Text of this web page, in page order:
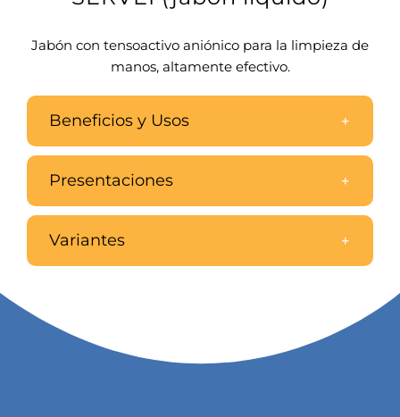
Jabón con tensoactivo aniónico para la limpieza de
manos, altamente efectivo.
Beneficios y Usos
Presentaciones
Variantes